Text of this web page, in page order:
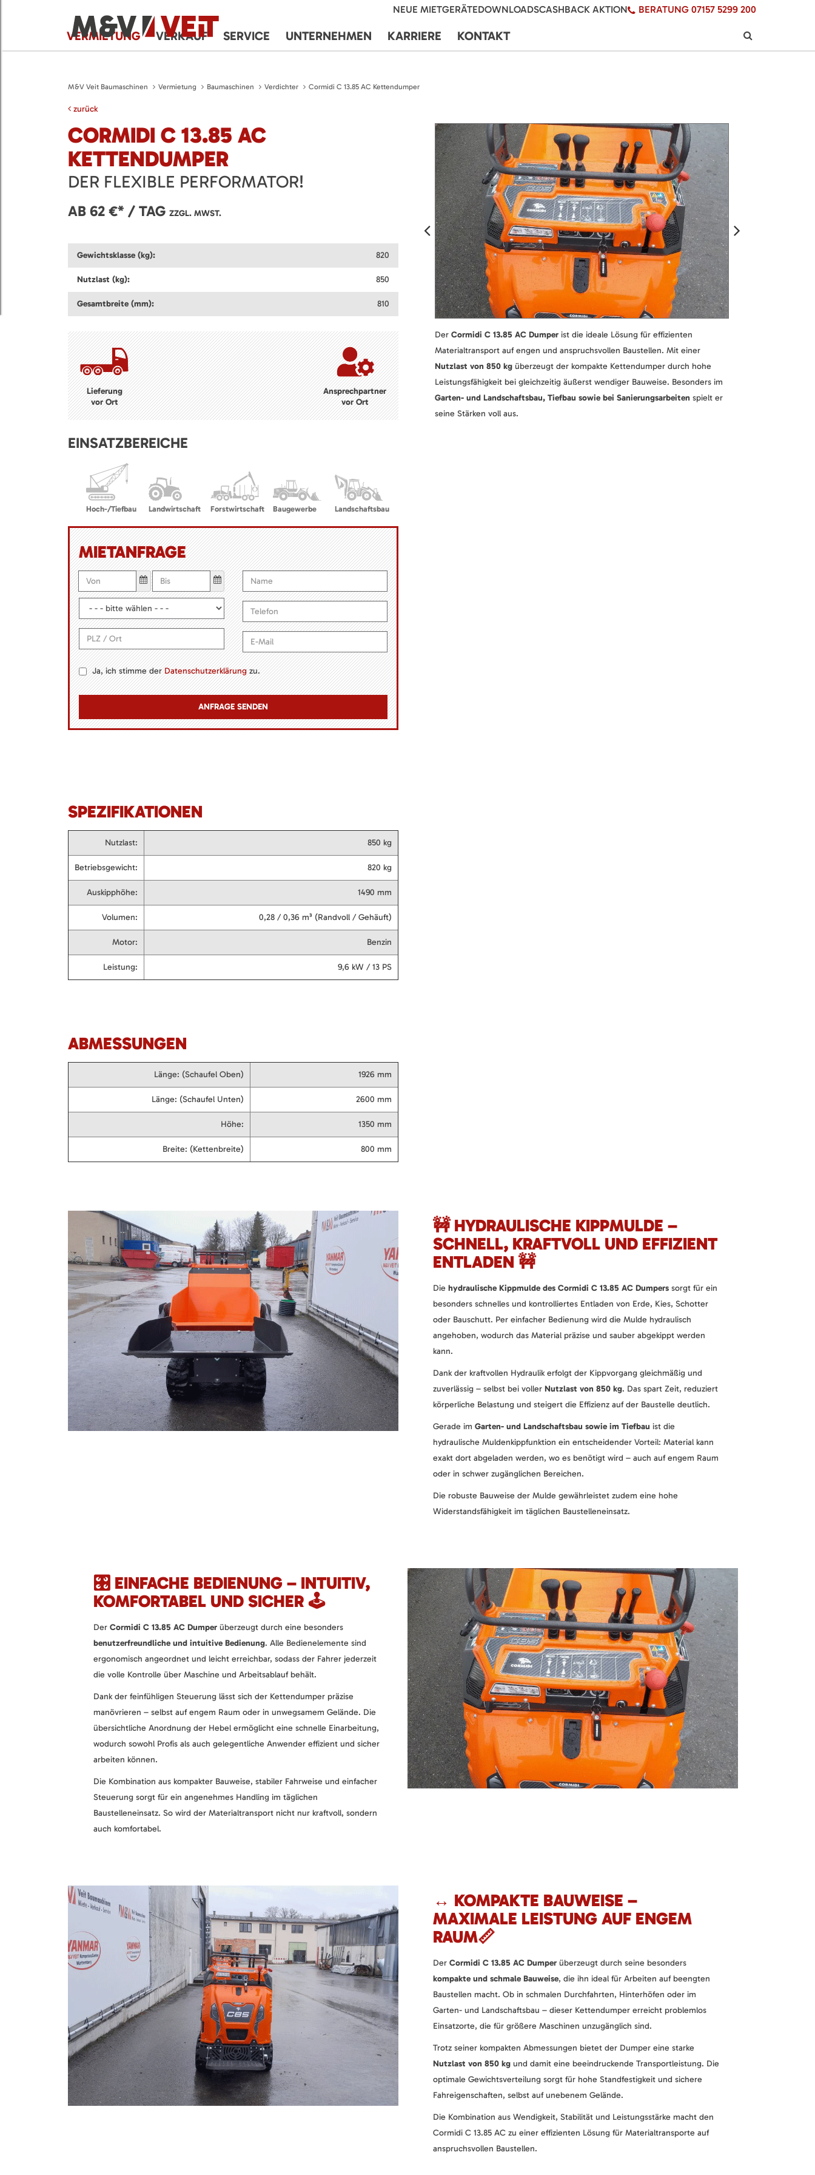
NEUE MIETGERÄTEDOWNLOADSCASHBACK AKTION BERATUNG 07157 5299 200
VERMIETUNG VERKAUF SERVICE UNTERNEHMEN KARRIERE KONTAKT
M&V Veit Baumaschinen Vermietung Baumaschinen Verdichter Cormidi C 13.85 AC Kettendumper
zurück
CORMIDI C 13.85 AC
KETTENDUMPER
DER FLEXIBLE PERFORMATOR!
AB 62 €* / TAG ZZGL. MWST.
Gewichtsklasse (kg): 820
Nutzlast (kg): 850
Gesamtbreite (mm): 810
Lieferung
vor Ort
Ansprechpartner
vor Ort
EINSATZBEREICHE
Hoch-/Tiefbau Landwirtschaft Forstwirtschaft Baugewerbe Landschaftsbau
MIETANFRAGE
Ja, ich stimme derDatenschutzerklärungzu.
Der Cormidi C 13.85 AC Dumper ist die ideale Lösung für effizienten
Materialtransport auf engen und anspruchsvollen Baustellen. Mit einer
Nutzlast von 850 kg überzeugt der kompakte Kettendumper durch hohe
Leistungsfähigkeit bei gleichzeitig äußerst wendiger Bauweise. Besonders im
Garten- und Landschaftsbau, Tiefbau sowie bei Sanierungsarbeiten spielt er
seine Stärken voll aus.
SPEZIFIKATIONEN
Nutzlast: 850 kg
Betriebsgewicht: 820 kg
Auskipphöhe: 1490 mm
Volumen: 0,28 / 0,36 m³ (Randvoll / Gehäuft)
Motor: Benzin
Leistung: 9,6 kW / 13 PS
ABMESSUNGEN
Länge: (Schaufel Oben) 1926 mm
Länge: (Schaufel Unten) 2600 mm
Höhe: 1350 mm
Breite: (Kettenbreite) 800 mm
🚧 HYDRAULISCHE KIPPMULDE –
SCHNELL, KRAFTVOLL UND EFFIZIENT
ENTLADEN 🚧
Die hydraulische Kippmulde des Cormidi C 13.85 AC Dumpers sorgt für ein
besonders schnelles und kontrolliertes Entladen von Erde, Kies, Schotter
oder Bauschutt. Per einfacher Bedienung wird die Mulde hydraulisch
angehoben, wodurch das Material präzise und sauber abgekippt werden
kann.
Dank der kraftvollen Hydraulik erfolgt der Kippvorgang gleichmäßig und
zuverlässig – selbst bei voller Nutzlast von 850 kg. Das spart Zeit, reduziert
körperliche Belastung und steigert die Effizienz auf der Baustelle deutlich.
Gerade im Garten- und Landschaftsbau sowie im Tiefbau ist die
hydraulische Muldenkippfunktion ein entscheidender Vorteil: Material kann
exakt dort abgeladen werden, wo es benötigt wird – auch auf engem Raum
oder in schwer zugänglichen Bereichen.
Die robuste Bauweise der Mulde gewährleistet zudem eine hohe
Widerstandsfähigkeit im täglichen Baustelleneinsatz.
🎛️ EINFACHE BEDIENUNG – INTUITIV,
KOMFORTABEL UND SICHER 🕹️
Der Cormidi C 13.85 AC Dumper überzeugt durch eine besonders
benutzerfreundliche und intuitive Bedienung. Alle Bedienelemente sind
ergonomisch angeordnet und leicht erreichbar, sodass der Fahrer jederzeit
die volle Kontrolle über Maschine und Arbeitsablauf behält.
Dank der feinfühligen Steuerung lässt sich der Kettendumper präzise
manövrieren – selbst auf engem Raum oder in unwegsamem Gelände. Die
übersichtliche Anordnung der Hebel ermöglicht eine schnelle Einarbeitung,
wodurch sowohl Profis als auch gelegentliche Anwender effizient und sicher
arbeiten können.
Die Kombination aus kompakter Bauweise, stabiler Fahrweise und einfacher
Steuerung sorgt für ein angenehmes Handling im täglichen
Baustelleneinsatz. So wird der Materialtransport nicht nur kraftvoll, sondern
auch komfortabel.
↔️ KOMPAKTE BAUWEISE –
MAXIMALE LEISTUNG AUF ENGEM
RAUM📏
Der Cormidi C 13.85 AC Dumper überzeugt durch seine besonders
kompakte und schmale Bauweise, die ihn ideal für Arbeiten auf beengten
Baustellen macht. Ob in schmalen Durchfahrten, Hinterhöfen oder im
Garten- und Landschaftsbau – dieser Kettendumper erreicht problemlos
Einsatzorte, die für größere Maschinen unzugänglich sind.
Trotz seiner kompakten Abmessungen bietet der Dumper eine starke
Nutzlast von 850 kg und damit eine beeindruckende Transportleistung. Die
optimale Gewichtsverteilung sorgt für hohe Standfestigkeit und sichere
Fahreigenschaften, selbst auf unebenem Gelände.
Die Kombination aus Wendigkeit, Stabilität und Leistungsstärke macht den
Cormidi C 13.85 AC zu einer effizienten Lösung für Materialtransporte auf
anspruchsvollen Baustellen.